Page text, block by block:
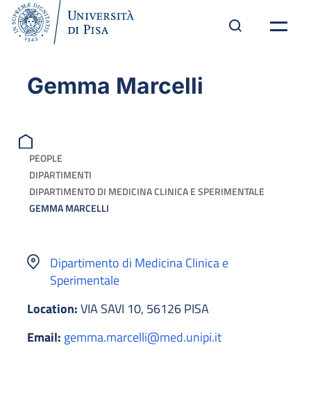
Gemma Marcelli
PEOPLE
DIPARTIMENTI
DIPARTIMENTO DI MEDICINA CLINICA E SPERIMENTALE
GEMMA MARCELLI
Dipartimento di Medicina Clinica e
Sperimentale
Location:VIA SAVI 10, 56126 PISA
Email: gemma.marcelli@med.unipi.it